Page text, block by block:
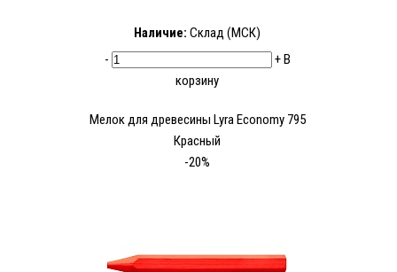
Наличие: Склад (МСК)
-
+В
корзину
Мелок для древесины Lyra Economy 795
Красный
-20%